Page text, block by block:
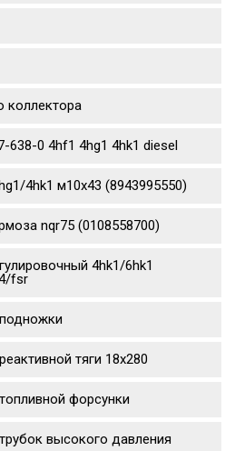
коллектора
638-0 4hf1 4hg1 4hk1 diesel
4hk1 м10х43 (8943995550)
nqr75 (0108558700)
4hk1/6hk1
fsr
тяги 18x280
форсунки
высокого давления